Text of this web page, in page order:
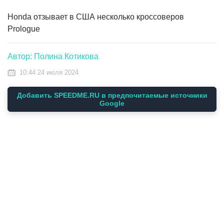
Honda отзывает в США несколько кроссоверов
Prologue
Автор: Полина Котикова
10:44 24 июля 2024
Добавить SPEEDME.RU в предпочитаемые источники
Google